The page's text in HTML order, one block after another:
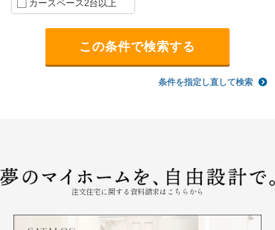
カースペース2台以上
条件を指定し直して検索
注文住宅に関する資料請求はこちらから